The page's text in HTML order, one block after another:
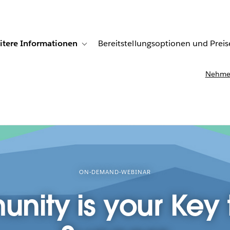
navigation for Lösungen
Informationen Toggle sub-navigation for Weitere Informationen
Bereitstellungsoptionen und
ON-DEMAND-WEBINAR
is your